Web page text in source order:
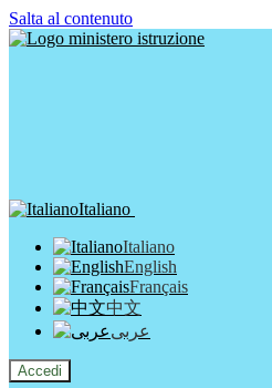
Salta al contenuto
Italiano
Italiano
English
Français
中文
عربى
Accedi